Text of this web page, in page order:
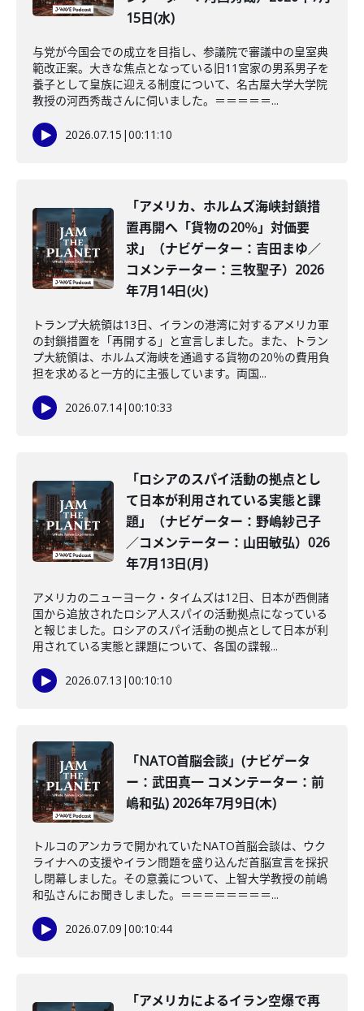
15日(水)
与党が今国会での成立を目指し、参議院で審議中の皇室典
範改正案。大きな焦点となっている旧11宮家の男系男子を
養子として皇族に迎える制度について、名古屋大学大学院
教授の河西秀哉さんに伺いました。＝＝＝＝＝...
2026.07.15 |00:11:10
「アメリカ、ホルムズ海峡封鎖措
置再開へ「貨物の20％」対価要
求」（ナビゲーター：吉田まゆ／
コメンテーター：三牧聖子）2026
年7月14日(火)
トランプ大統領は13日、イランの港湾に対するアメリカ軍
の封鎖措置を「再開する」と宣言しました。また、トラン
プ大統領は、ホルムズ海峡を通過する貨物の20％の費用負
担を求めると一方的に主張しています。両国...
2026.07.14|00:10:33
「ロシアのスパイ活動の拠点とし
て日本が利用されている実態と課
題」（ナビゲーター：野嶋紗己子
／コメンテーター：山田敏弘）026
年7月13日(月)
アメリカのニューヨーク・タイムズは12日、日本が西側諸
国から追放されたロシア人スパイの活動拠点になっている
と報じました。ロシアのスパイ活動の拠点として日本が利
用されている実態と課題について、各国の諜報...
2026.07.13 |00:10:10
「NATO首脳会談」(ナビゲータ
ー：武田真一 コメンテーター：前
嶋和弘) 2026年7月9日(木)
トルコのアンカラで開かれていたNATO首脳会談は、ウク
ライナへの支援やイラン問題を盛り込んだ首脳宣言を採択
し閉幕しました。その意義について、上智大学教授の前嶋
和弘さんにお聞きしました。＝＝＝＝＝＝＝＝...
2026.07.09 |00:10:44
「アメリカによるイラン空爆で再